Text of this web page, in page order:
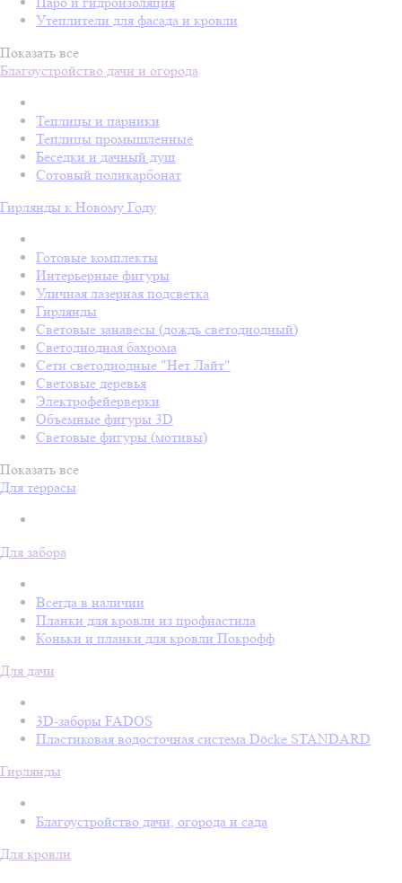
Утеплители для фасада и кровли
Показать все
Благоустройство дачи и огорода
Теплицы и парники
Теплицы промышленные
Беседки и дачный душ
Сотовый поликарбонат
Гирлянды к Новому Году
Готовые комплекты
Интерьерные фигуры
Уличная лазерная подсветка
Гирлянды
Световые занавесы (дождь светодиодный)
Светодиодная бахрома
Сети светодиодные "Нет Лайт"
Световые деревья
Электрофейерверки
Объемные фигуры 3D
Световые фигуры (мотивы)
Показать все
Для террасы
Для забора
Всегда в наличии
Планки для кровли из профнастила
Коньки и планки для кровли Покрофф
Для дачи
3D-заборы FADOS
Пластиковая водосточная система Döcke STANDARD
Гирлянды
Благоустройство дачи, огорода и сада
Для кровли